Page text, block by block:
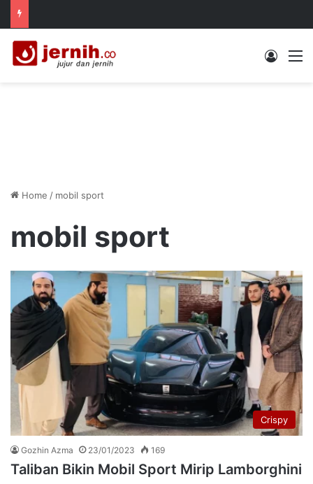
Log In
Home / mobil sport
mobil sport
Crispy
Gozhin Azma 23/01/2023 169
Taliban Bikin Mobil Sport Mirip Lamborghini